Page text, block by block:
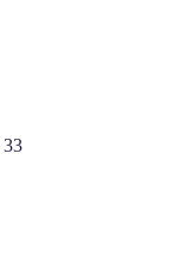
33